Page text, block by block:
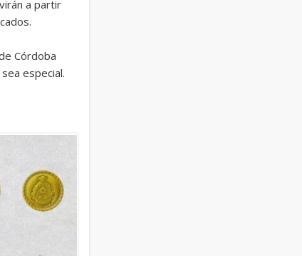
a partir
Córdoba
especial.